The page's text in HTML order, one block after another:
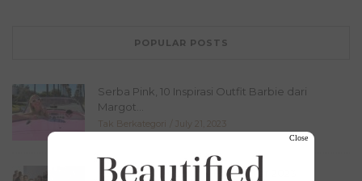
POPULAR POSTS
Serba Pink, 10 Inspirasi Outfit Barbie dari
Margot...
Tak Berkategori July 21, 2023
FENDI Haute Couture Fall Winter 2023
Close